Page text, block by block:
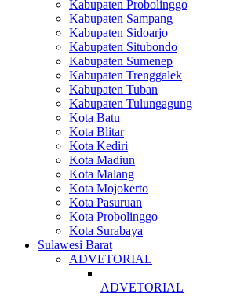
Kabupaten Probolinggo
Kabupaten Sampang
Kabupaten Sidoarjo
Kabupaten Situbondo
Kabupaten Sumenep
Kabupaten Trenggalek
Kabupaten Tuban
Kabupaten Tulungagung
Kota Batu
Kota Blitar
Kota Kediri
Kota Madiun
Kota Malang
Kota Mojokerto
Kota Pasuruan
Kota Probolinggo
Kota Surabaya
Sulawesi Barat
ADVETORIAL
ADVETORIAL